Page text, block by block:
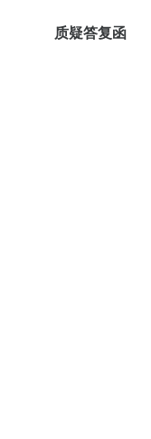
质疑答复函